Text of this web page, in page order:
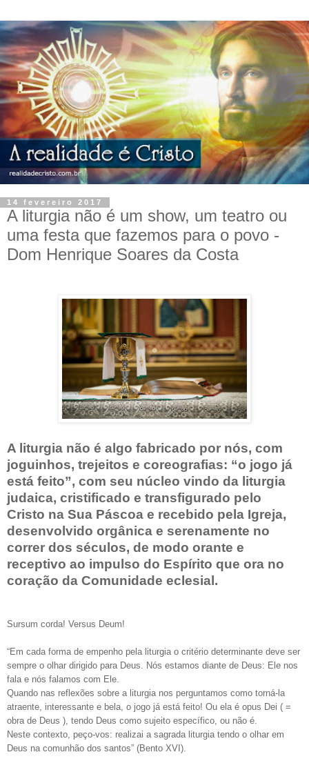
14 fevereiro 2017
A liturgia não é um show, um teatro ou
uma festa que fazemos para o povo -
Dom Henrique Soares da Costa
A liturgia não é algo fabricado por nós, com
joguinhos, trejeitos e coreografias: “o jogo já
está feito”, com seu núcleo vindo da liturgia
judaica, cristificado e transfigurado pelo
Cristo na Sua Páscoa e recebido pela Igreja,
desenvolvido orgânica e serenamente no
correr dos séculos, de modo orante e
receptivo ao impulso do Espírito que ora no
coração da Comunidade eclesial.
Sursum corda! Versus Deum!
“Em cada forma de empenho pela liturgia o critério determinante deve ser
sempre o olhar dirigido para Deus. Nós estamos diante de Deus: Ele nos
fala e nós falamos com Ele.
Quando nas reflexões sobre a liturgia nos perguntamos como torná-la
atraente, interessante e bela, o jogo já está feito! Ou ela é opus Dei ( =
obra de Deus ), tendo Deus como sujeito específico, ou não é.
Neste contexto, peço-vos: realizai a sagrada liturgia tendo o olhar em
Deus na comunhão dos santos” (Bento XVI).